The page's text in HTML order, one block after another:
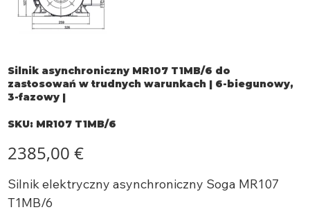
Silnik asynchroniczny MR107 T1MB/6 do
zastosowań w trudnych warunkach | 6-biegunowy,
3-fazowy |
SKU: SKU
MR107
MR107 T1MB/6
2385,00 €
Silnik elektryczny asynchroniczny Soga MR107
T1MB/6